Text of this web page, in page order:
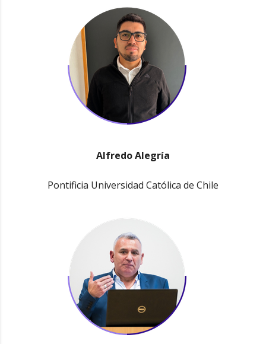
Alfredo Alegría
Pontificia Universidad Católica de Chile